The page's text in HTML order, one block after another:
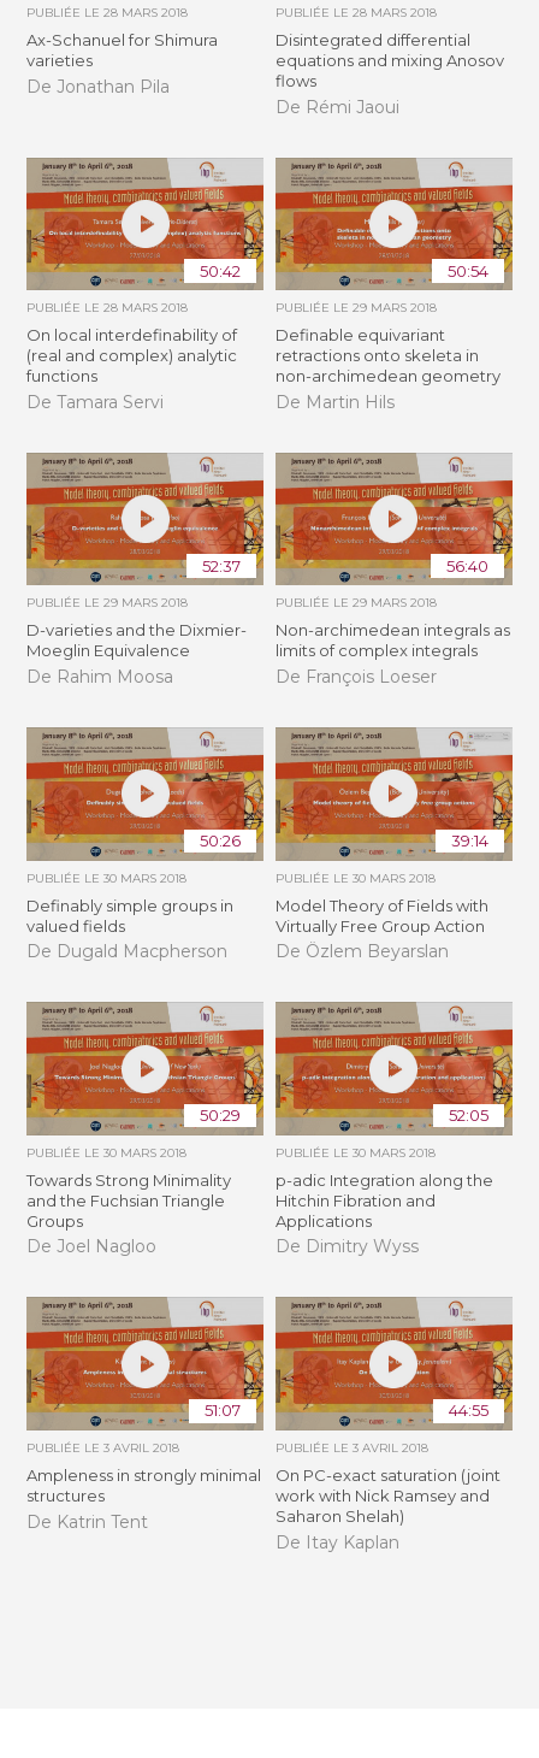
PUBLIÉE LE28 MARS 2018
Ax-Schanuel for Shimura
varieties
De Jonathan Pila
PUBLIÉE LE 28 MARS 2018
Disintegrated differential
equations and mixing Anosov
flows
De Rémi Jaoui
50:42
PUBLIÉE LE28 MARS 2018
On local interdefinability of
(real and complex) analytic
functions
De Tamara Servi
50:54
PUBLIÉE LE 29 MARS 2018
Definable equivariant
retractions onto skeleta in
non-archimedean geometry
De Martin Hils
52:37
PUBLIÉE LE29 MARS 2018
D-varieties and the Dixmier-
Moeglin Equivalence
De Rahim Moosa
56:40
PUBLIÉE LE 29 MARS 2018
Non-archimedean integrals as
limits of complex integrals
De François Loeser
50:26
PUBLIÉE LE30 MARS 2018
Definably simple groups in
valued fields
De Dugald Macpherson
39:14
PUBLIÉE LE 30 MARS 2018
Model Theory of Fields with
Virtually Free Group Action
De Özlem Beyarslan
50:29
PUBLIÉE LE30 MARS 2018
Towards Strong Minimality
and the Fuchsian Triangle
Groups
De Joel Nagloo
52:05
PUBLIÉE LE 30 MARS 2018
p-adic Integration along the
Hitchin Fibration and
Applications
De Dimitry Wyss
51:07
PUBLIÉE LE3 AVRIL 2018
Ampleness in strongly minimal
structures
De Katrin Tent
44:55
PUBLIÉE LE 3 AVRIL 2018
On PC-exact saturation (joint
work with Nick Ramsey and
Saharon Shelah)
De Itay Kaplan